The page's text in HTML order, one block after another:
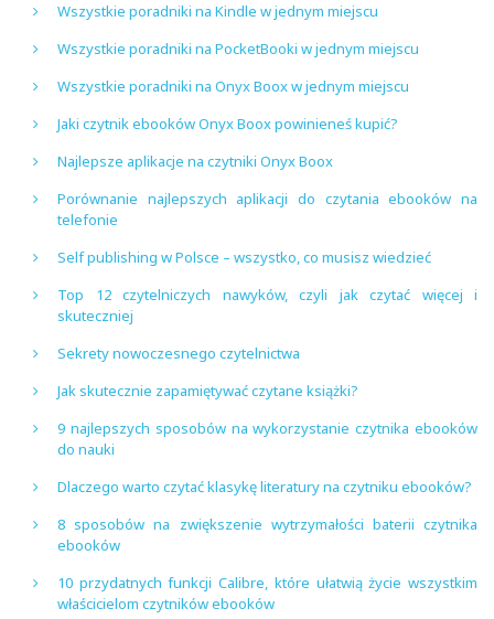
Wszystkie poradniki na Kindle w jednym miejscu
Wszystkie poradniki na PocketBooki w jednym miejscu
Wszystkie poradniki na Onyx Boox w jednym miejscu
Jaki czytnik ebooków Onyx Boox powinieneś kupić?
Najlepsze aplikacje na czytniki Onyx Boox
Porównanie najlepszych aplikacji do czytania ebooków na
telefonie
Self publishing w Polsce – wszystko, co musisz wiedzieć
Top 12 czytelniczych nawyków, czyli jak czytać więcej i
skuteczniej
Sekrety nowoczesnego czytelnictwa
Jak skutecznie zapamiętywać czytane książki?
9 najlepszych sposobów na wykorzystanie czytnika ebooków
do nauki
Dlaczego warto czytać klasykę literatury na czytniku ebooków?
8 sposobów na zwiększenie wytrzymałości baterii czytnika
ebooków
10 przydatnych funkcji Calibre, które ułatwią życie wszystkim
właścicielom czytników ebooków